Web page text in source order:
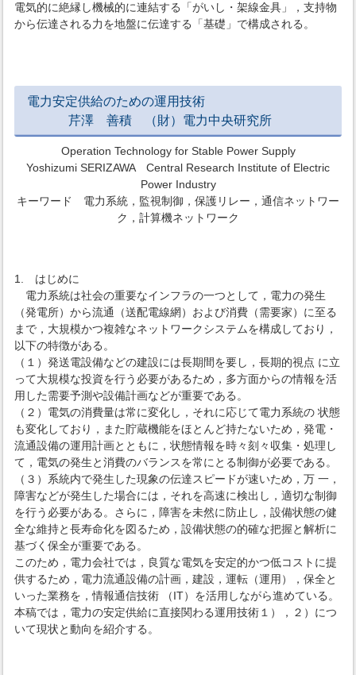
電気的に絶縁し機械的に連結する「がいし・架線金具」，支持物
から伝達される力を地盤に伝達する「基礎」で構成される。
電力安定供給のための運用技術
芹澤 善積 （財）電力中央研究所
Operation Technology for Stable Power Supply
Yoshizumi SERIZAWA Central Research Institute of Electric
Power Industry
キーワード 電力系統，監視制御，保護リレー，通信ネットワー
ク，計算機ネットワーク
1. はじめに
電力系統は社会の重要なインフラの一つとして，電力の発生
（発電所）から流通（送配電線網）および消費（需要家）に至る
まで，大規模かつ複雑なネットワークシステムを構成しており，
以下の特徴がある。
（１）発送電設備などの建設には長期間を要し，長期的視点 に立
って大規模な投資を行う必要があるため，多方面からの情報を活
用した需要予測や設備計画などが重要である。
（２）電気の消費量は常に変化し，それに応じて電力系統の 状態
も変化しており，また貯蔵機能をほとんど持たないため，発電・
流通設備の運用計画とともに，状態情報を時々刻々収集・処理し
て，電気の発生と消費のバランスを常にとる制御が必要である。
（３）系統内で発生した現象の伝達スピードが速いため，万 一，
障害などが発生した場合には，それを高速に検出し，適切な制御
を行う必要がある。さらに，障害を未然に防止し，設備状態の健
全な維持と長寿命化を図るため，設備状態の的確な把握と解析に
基づく保全が重要である。
このため，電力会社では，良質な電気を安定的かつ低コストに提
供するため，電力流通設備の計画，建設，運転（運用），保全と
いった業務を，情報通信技術 （IT）を活用しながら進めている。
本稿では，電力の安定供給に直接関わる運用技術１），２）につ
いて現状と動向を紹介する。